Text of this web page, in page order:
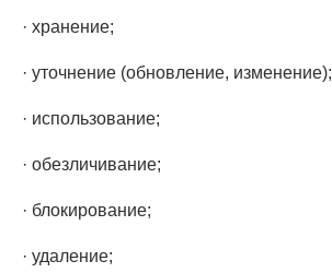
· хранение;
· уточнение (обновление, изменение);
· использование;
· обезличивание;
· блокирование;
· удаление;